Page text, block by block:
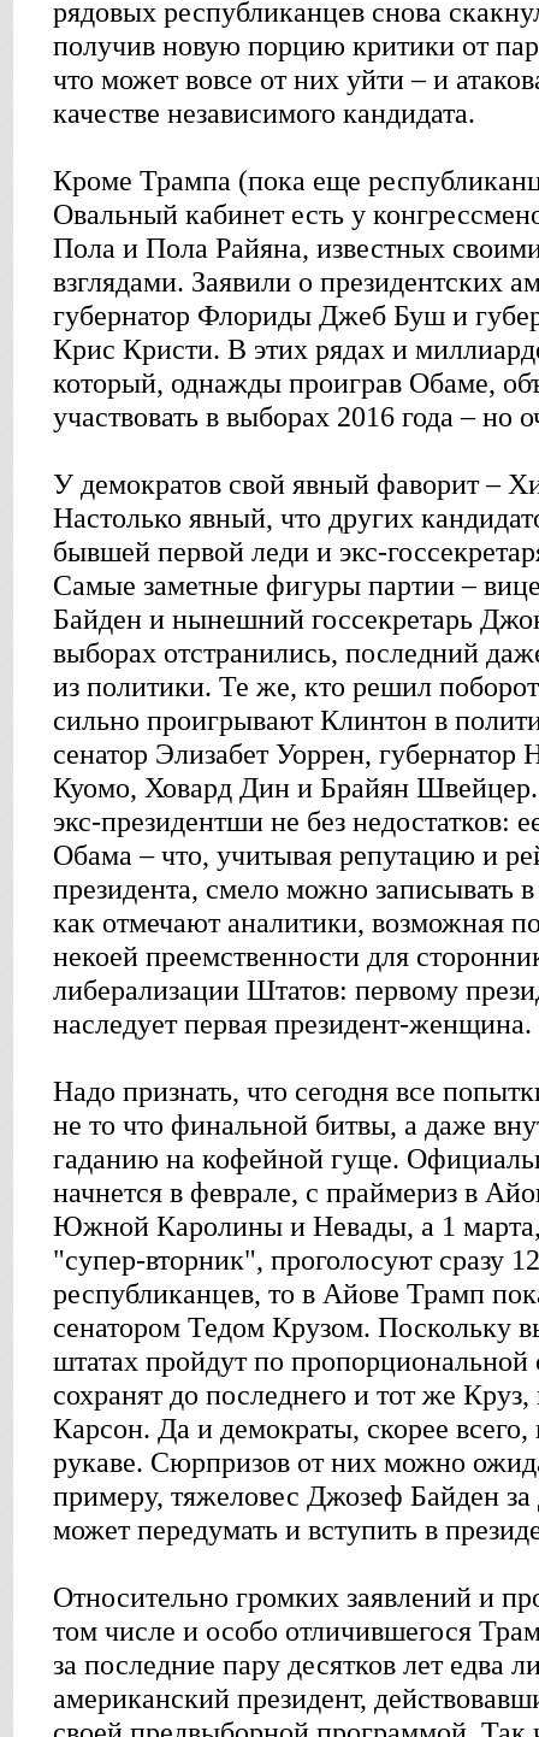
рядовых республиканцев снова
получив новую порцию критики от
что может вовсе от них уйти – и
качестве независимого кандидата.
Кроме Трампа (пока еще
Овальный кабинет есть у
Пола и Пола Райяна, известных
взглядами. Заявили о президентских
губернатор Флориды Джеб Буш и
Крис Кристи. В этих рядах и
который, однажды проиграв Обаме,
участвовать в выборах 2016 года – но
У демократов свой явный фаворит –
Настолько явный, что других
бывшей первой леди и экс-
Самые заметные фигуры партии –
Байден и нынешний госсекретарь
выборах отстранились, последний
из политики. Те же, кто решил
сильно проигрывают Клинтон в
сенатор Элизабет Уоррен,
Куомо, Ховард Дин и Брайян Швейцер.
экс-президентши не без недостатков:
Обама – что, учитывая репутацию и
президента, смело можно записывать
как отмечают аналитики, возможная
некоей преемственности для
либерализации Штатов: первому
наследует первая президент-женщина.
Надо признать, что сегодня все
не то что финальной битвы, а даже
гаданию на кофейной гуще.
начнется в феврале, с праймериз в
Южной Каролины и Невады, а 1
"супер-вторник", проголосуют сразу
республиканцев, то в Айове Трамп
сенатором Тедом Крузом. Поскольку
штатах пройдут по
сохранят до последнего и тот же
Карсон. Да и демократы, скорее
рукаве. Сюрпризов от них можно
примеру, тяжеловес Джозеф Байден за
может передумать и вступить в
Относительно громких заявлений и
том числе и особо отличившегося
за последние пару десятков лет едва
американский президент,